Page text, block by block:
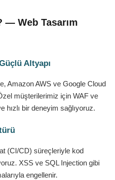
— Web Tasarım
Altyapı
Amazon AWS ve Google Cloud
müşterilerimiz için WAF ve
bir deneyim sağlıyoruz.
(CI/CD) süreçleriyle kod
XSS ve SQL Injection gibi
engellenir.